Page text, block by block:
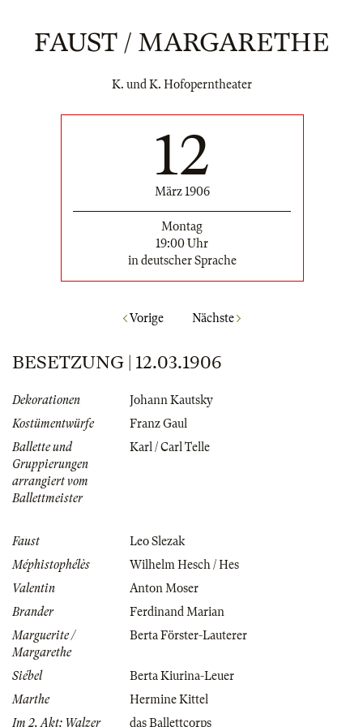
FAUST / MARGARETHE
K. und K. Hofoperntheater
12
März 1906
Montag
19:00 Uhr
in deutscher Sprache
Vorige Nächste
BESETZUNG | 12.03.1906
Dekorationen
Johann Kautsky
Kostümentwürfe
Franz Gaul
Ballette und
Gruppierungen
arrangiert vom
Ballettmeister
Karl / Carl Telle
Faust
Leo Slezak
Méphistophélès
Wilhelm Hesch / Hes
Valentin
Anton Moser
Brander
Ferdinand Marian
Marguerite /
Margarethe
Berta Förster-Lauterer
Siébel
Berta Kiurina-Leuer
Marthe
Hermine Kittel
Im 2. Akt: Walzer
das Ballettcorps